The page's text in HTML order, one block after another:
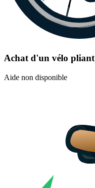
Achat d'un vélo pliant
Aide non disponible